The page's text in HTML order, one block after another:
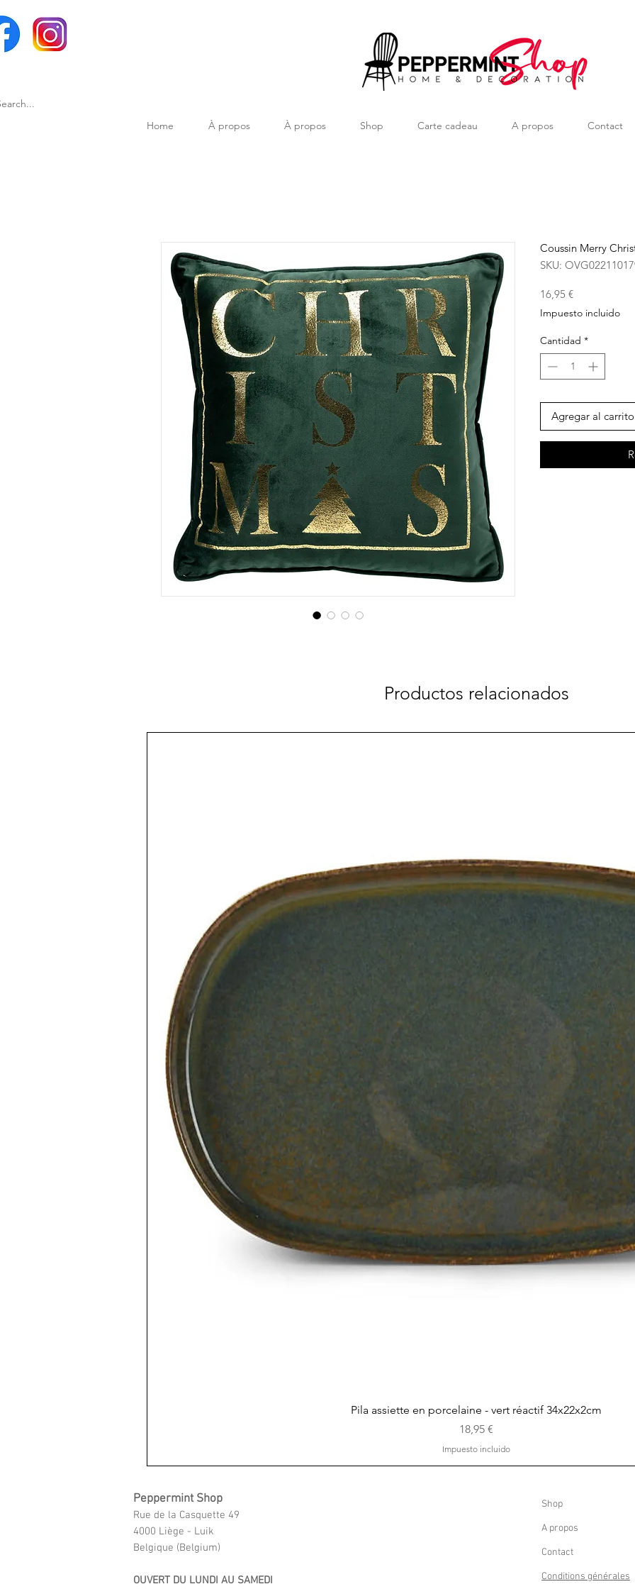
Home À propos À propos Shop Carte cadeau A propos Contact
Coussin Merry
SKU:
16,95 €Precio
Impuesto incluido
Cantidad *
Agregar al carrito
Productos relacionados
Vista rápida
Pila assiette en porcelaine - vert réactif 34x22x2cm
Precio
18,95 €
Impuesto incluido
Peppermint Shop
Rue de la Casquette 49
4000 Liège - Luik
Belgique (Belgium)
OUVERT DU LUNDI AU SAMEDI
Shop
A propos
Contact
Conditions générales